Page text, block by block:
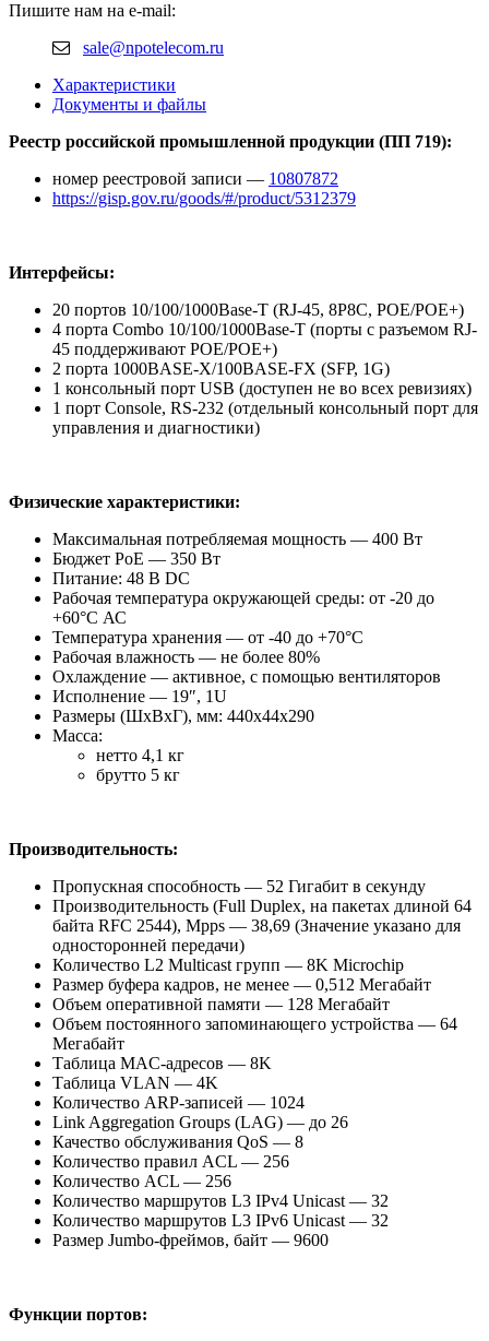
Пишите нам на e-mail:
sale@npotelecom.ru
Характеристики
Документы и файлы
Реестр российской промышленной продукции (ПП 719):
номер реестровой записи — 10807872
https://gisp.gov.ru/goods/#/product/5312379
Интерфейсы:
20 портов 10/100/1000Base-T (RJ-45, 8P8C, POE/POE+)
4 порта Combo 10/100/1000Base-T (порты с разъемом RJ-
45 поддерживают POE/POE+)
2 порта 1000BASE-X/100BASE-FX (SFP, 1G)
1 консольный порт USB (доступен не во всех ревизиях)
1 порт Console, RS-232 (отдельный консольный порт для
управления и диагностики)
Физические характеристики:
Максимальная потребляемая мощность — 400 Вт
Бюджет PoE — 350 Вт
Питание: 48 В DС
Рабочая температура окружающей среды: от -20 до
+60°С АС
Температура хранения — от -40 до +70°С
Рабочая влажность — не более 80%
Охлаждение — активное, с помощью вентиляторов
Исполнение — 19″, 1U
Размеры (ШхВхГ), мм: 440x44x290
Масса:
нетто 4,1 кг
брутто 5 кг
Производительность:
Пропускная способность — 52 Гигабит в секунду
Производительность (Full Duplex, на пакетах длиной 64
байта RFC 2544), Mpps — 38,69 (Значение указано для
односторонней передачи)
Количество L2 Multicast групп — 8K Microchip
Размер буфера кадров, не менее — 0,512 Mегабайт
Объем оперативной памяти — 128 Mегабайт
Объем постоянного запоминающего устройства — 64
Mегабайт
Таблица MAC-адресов — 8K
Таблица VLAN — 4K
Количество ARP-записей — 1024
Link Aggregation Groups (LAG) — до 26
Качество обслуживания QoS — 8
Количество правил ACL — 256
Количество ACL — 256
Количество маршрутов L3 IPv4 Unicast — 32
Количество маршрутов L3 IPv6 Unicast — 32
Размер Jumbo-фреймов, байт — 9600
Функции портов: